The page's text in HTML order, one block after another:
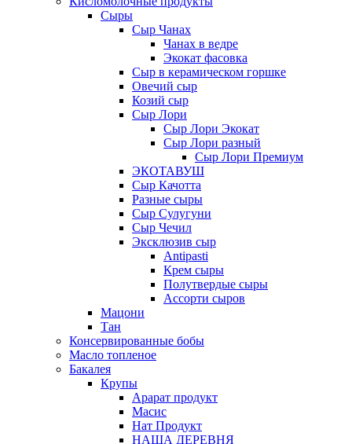
Сыры
Сыр Чанах
Чанах в ведре
Экокат фасовка
Сыр в керамическом горшке
Овечий сыр
Козий сыр
Сыр Лори
Сыр Лори Экокат
Сыр Лори разный
Сыр Лори Премиум
ЭКОТАВУШ
Сыр Качотта
Разные сыры
Сыр Сулугуни
Сыр Чечил
Эксклюзив сыр
Antipasti
Крем сыры
Полутвердые сыры
Ассорти сыров
Мацони
Тан
Консервированные бобы
Масло топленое
Бакалея
Крупы
Арарат продукт
Масис
Нат Продукт
НАША ДЕРЕВНЯ